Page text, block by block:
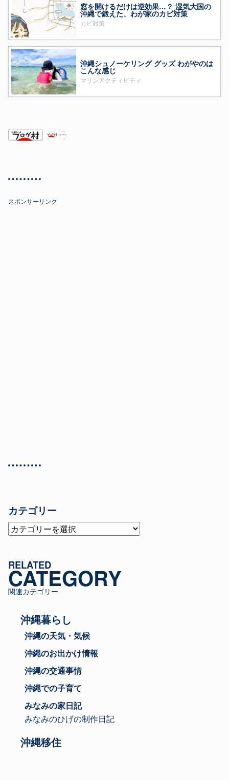
窓を開けるだけは逆効果…？ 湿気大国の
沖縄で鍛えた、わが家のカビ対策
カビ対策
沖縄シュノーケリング グッズ わがやのは
こんな感じ
マリンアクティビティ
スポンサーリンク
カテゴリー
カ
テ
リ
ー
RELATED
CATEGORY
関連カテゴリー
沖縄暮らし
沖縄の天気・気候
沖縄のお出かけ情報
沖縄の交通事情
沖縄での子育て
みなみの家日記
みなみのひげの制作日記
沖縄移住